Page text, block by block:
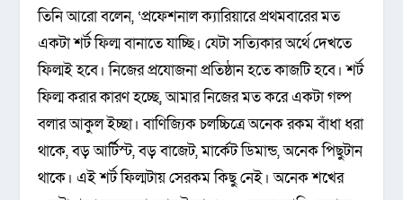
তিনি আরো বলেন, ‘প্রফেশনাল ক্যারিয়ারে প্রথমবারের মত
একটা শর্ট ফিল্ম বানাতে যাচ্ছি। যেটা সত্যিকার অর্থে দেখতে
ফিল্মই হবে। নিজের প্রযোজনা প্রতিষ্ঠান হতে কাজটি হবে। শর্ট
ফিল্ম করার কারণ হচ্ছে, আমার নিজের মত করে একটা গল্প
বলার আকুল ইচ্ছা। বাণিজ্যিক চলচ্চিত্রে অনেক রকম বাঁধা ধরা
থাকে, বড় আর্টিস্ট, বড় বাজেট, মার্কেট ডিমান্ড, অনেক পিছুটান
থাকে। এই শর্ট ফিল্মটায় সেরকম কিছু নেই। অনেক শখের